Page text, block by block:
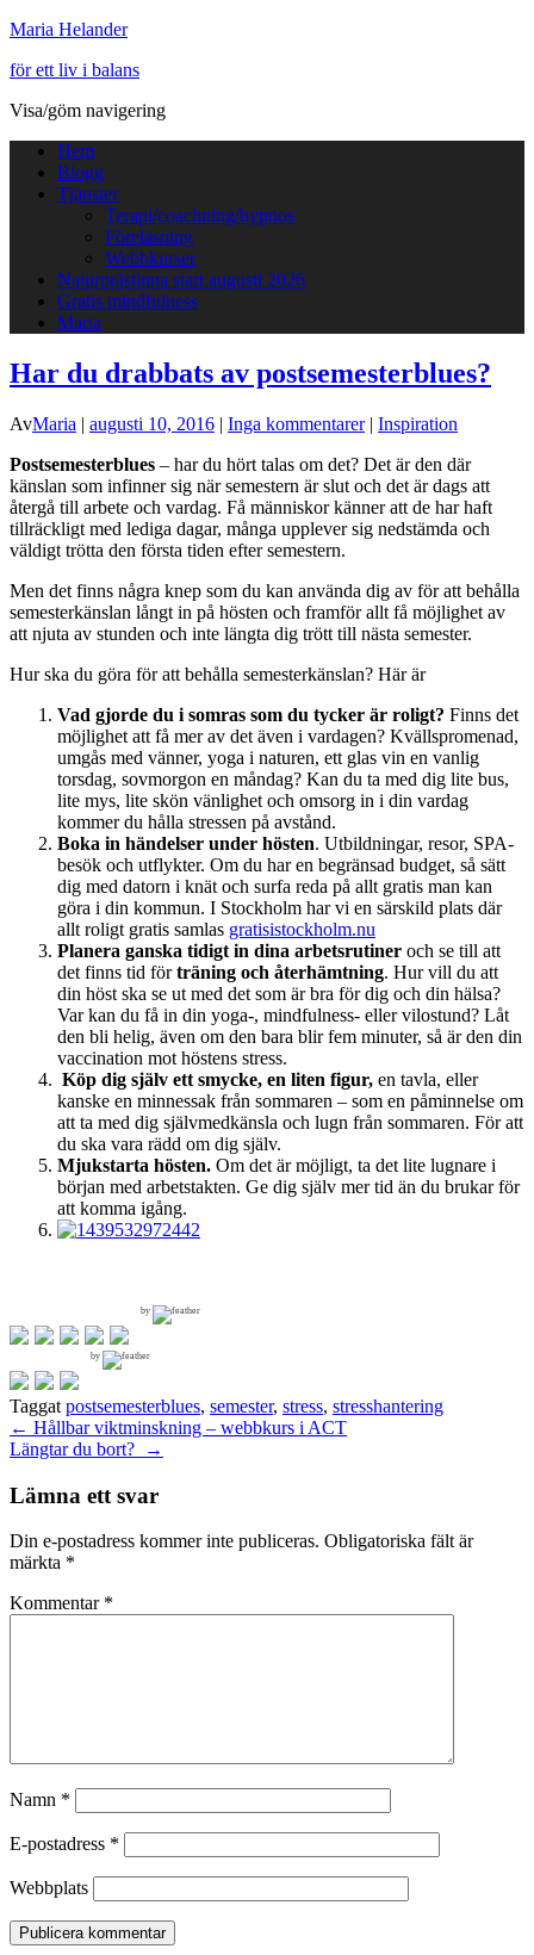
Maria Helander
för ett liv i balans
Visa/göm navigering
Hem
Blogg
Tjänster
Terapi/coachning/hypnos
Föreläsning
Webbkurser
Naturprästinna start augusti 2026
Gratis mindfulness
Maria
Har du drabbats av postsemesterblues?
AvMaria | augusti 10, 2016 | Inga kommentarer| Inspiration
Postsemesterblues – har du hört talas om det? Det är den där
känslan som infinner sig när semestern är slut och det är dags att
återgå till arbete och vardag. Få människor känner att de har haft
tillräckligt med lediga dagar, många upplever sig nedstämda och
väldigt trötta den första tiden efter semestern.
Men det finns några knep som du kan använda dig av för att behålla
semesterkänslan långt in på hösten och framför allt få möjlighet av
att njuta av stunden och inte längta dig trött till nästa semester.
Hur ska du göra för att behålla semesterkänslan? Här är
Vad gjorde du i somras som du tycker är roligt? Finns det
möjlighet att få mer av det även i vardagen? Kvällspromenad,
umgås med vänner, yoga i naturen, ett glas vin en vanlig
torsdag, sovmorgon en måndag? Kan du ta med dig lite bus,
lite mys, lite skön vänlighet och omsorg in i din vardag
kommer du hålla stressen på avstånd.
Boka in händelser under hösten. Utbildningar, resor, SPA-
besök och utflykter. Om du har en begränsad budget, så sätt
dig med datorn i knät och surfa reda på allt gratis man kan
göra i din kommun. I Stockholm har vi en särskild plats där
allt roligt gratis samlas gratisistockholm.nu
Planera ganska tidigt in dina arbetsrutiner och se till att
det finns tid förträning och återhämtning. Hur vill du att
din höst ska se ut med det som är bra för dig och din hälsa?
Var kan du få in din yoga-, mindfulness- eller vilostund? Låt
den bli helig, även om den bara blir fem minuter, så är den din
vaccination mot höstens stress.
Köp dig själv ett smycke, en liten figur, en tavla, eller
kanske en minnessak från sommaren – som en påminnelse om
att ta med dig självmedkänsla och lugn från sommaren. För att
du ska vara rädd om dig själv.
Mjukstarta hösten. Om det är möjligt, ta det lite lugnare i
början med arbetstakten. Ge dig själv mer tid än du brukar för
att komma igång.
by
by
Taggat postsemesterblues, semester, stress, stresshantering
Inläggsnavigering
← Hållbar viktminskning – webbkurs i ACT
Längtar du bort?
→
Lämna ett svar
Din e-postadress kommer inte publiceras. Obligatoriska fält är
märkta *
Kommentar *
Namn *
E-postadress *
Webbplats